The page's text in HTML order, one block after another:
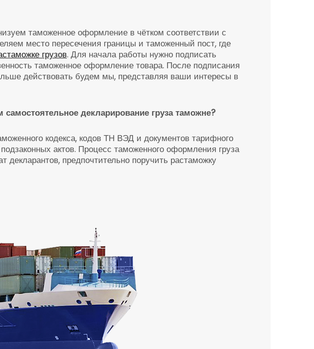
таможенное оформление в чётком соответствии с
место пересечения границы и таможенный пост, где
грузов. Для начала работы нужно подписать
таможенное оформление товара. После подписания
действовать будем мы, представляя ваши интересы в
декларирование груза таможне?
кодекса, кодов ТН ВЭД и документов тарифного
актов. Процесс таможенного оформления груза
предпочтительно поручить растаможку